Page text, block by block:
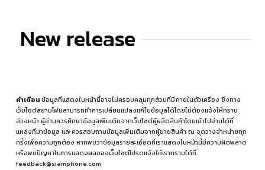
New release
คำเตือนข้อมูลที่แสดงในหน้านี้อาจไม่ครอบคลุมทุกส่วนที่มีภายในตัวเครื่อง ซึ่งทาง
เว็บไซต์สยามโฟนสามารถทำการเปลี่ยนแปลงแก้ไขข้อมูลได้โดยไม่ต้องแจ้งให้ทราบ
ล่วงหน้า ผู้อ่านควรศึกษาข้อมูลเพิ่มเติมจากเว็บไซต์ผู้ผลิตสินค้าโดยเข้าไปอ่านได้ที่
แหล่งที่มาข้อมูล และควรสอบถามข้อมูลเพิ่มเติมจากผู้ขายสินค้า ณ จุดวางจำหน่ายทุก
ครั้งเพื่อความถูกต้อง หากพบว่าข้อมูลรายละเอียดที่เราแสดงในหน้านี้มีความผิดพลาด
หรือพบปัญหาในการแสดงผลของเว็บไซต์โปรดแจ้งให้เราทราบได้ที่
feedback@siamphone.com